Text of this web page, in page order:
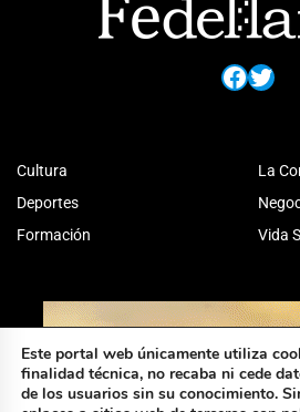
Cultura
Deportes
Formación
La
Vida
Este portal web únicamente utiliza
finalidad técnica, no recaba ni cede
de los usuarios sin su conocimiento.